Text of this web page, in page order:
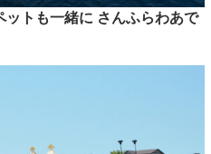
ットも一緒に さんふらわあで